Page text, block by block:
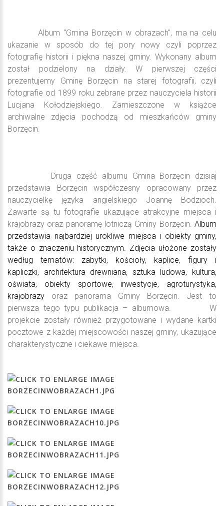
Album "Gmina Borzęcin w obrazach", ma na celu
ukazanie w sposób do tej pory nowy czyli poprzez
fotografię historii i piękna naszej gminy. Wykonany album
został podzielony na działy. W pierwszej części
prezentujemy Gminę Borzęcin na starej fotografii, czyli
fotografie od 1899 roku zebrane przez nauczyciela historii
Lucjana Kołodziejskiego. Zamieszczone w książce
archiwalne zdjęcia pochodzą od mieszkańców gminy
Borzęcin.
Druga część albumu Gmina Borzęcin dzisiaj
przedstawia Borzęcin współczesny opracowany przez
nauczycielkę języka angielskiego Joannę Bodzioch.
Zawarte są tu fotografie ukazujące atrakcyjne miejsca i
krajobrazy oraz panoramę lotniczą Gminy Borzęcin. Album
przedstawia najbardziej urokliwe miejsca i obiekty gminy,
także o znaczeniu historycznym. Zdjęcia ułożone zostały
według tematów: zabytki, kościoły, kaplice, figury i
kapliczki, architektura drewniana, sztuka ludowa, kultura,
oświata, obiekty sportowe, inwestycje, agroturystyka,
krajobrazy oraz panorama Gminy Borzęcin. Jest to
pierwsza tego typu publikacja – albumowa.
W
projekcie zostały również przygotowane i wydane kartki
pocztowe z każdej miejscowości naszej gminy, ukazujące
charakterystyczne i ciekawe miejsca.